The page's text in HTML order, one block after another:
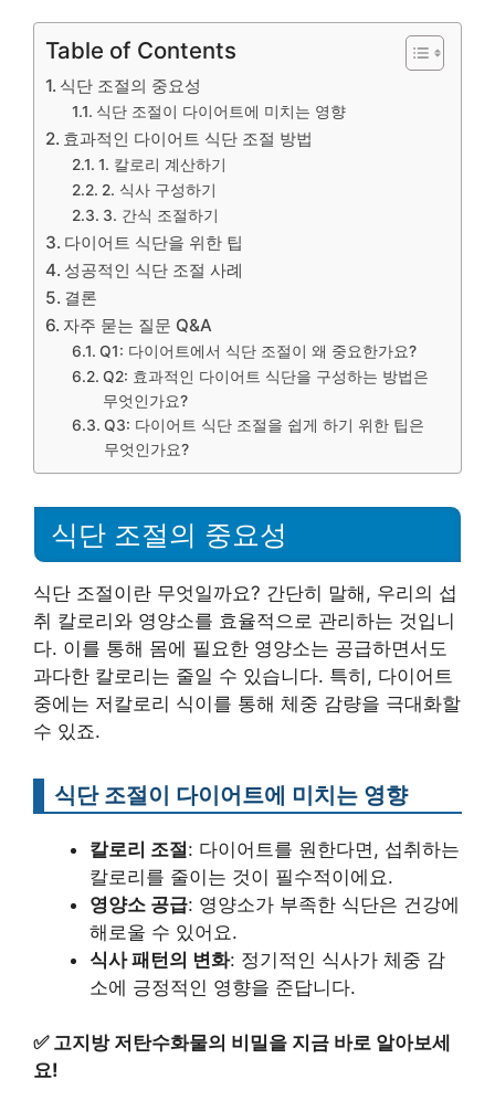
Table of Contents
식단 조절의 중요성
식단 조절이 다이어트에 미치는 영향
효과적인 다이어트 식단 조절 방법
1. 칼로리 계산하기
2. 식사 구성하기
3. 간식 조절하기
다이어트 식단을 위한 팁
성공적인 식단 조절 사례
결론
자주 묻는 질문 Q&A
Q1: 다이어트에서 식단 조절이 왜 중요한가요?
Q2: 효과적인 다이어트 식단을 구성하는 방법은
무엇인가요?
Q3: 다이어트 식단 조절을 쉽게 하기 위한 팁은
무엇인가요?
식단 조절의 중요성
식단 조절이란 무엇일까요? 간단히 말해, 우리의 섭
취 칼로리와 영양소를 효율적으로 관리하는 것입니
다. 이를 통해 몸에 필요한 영양소는 공급하면서도
과다한 칼로리는 줄일 수 있습니다. 특히, 다이어트
중에는 저칼로리 식이를 통해 체중 감량을 극대화할
수 있죠.
식단 조절이 다이어트에 미치는 영향
칼로리 조절: 다이어트를 원한다면, 섭취하는
칼로리를 줄이는 것이 필수적이에요.
영양소 공급: 영양소가 부족한 식단은 건강에
해로울 수 있어요.
식사 패턴의 변화: 정기적인 식사가 체중 감
소에 긍정적인 영향을 준답니다.
✅ 고지방 저탄수화물의 비밀을 지금 바로 알아보세
요!